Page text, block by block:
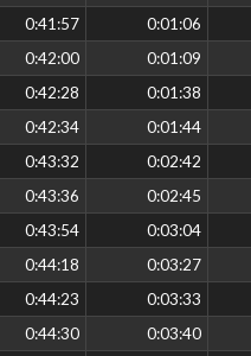
0:41:57 0:01:06
0:42:00 0:01:09
0:42:28 0:01:38
0:42:34 0:01:44
0:43:32 0:02:42
0:43:36 0:02:45
0:43:54 0:03:04
0:44:18 0:03:27
0:44:23 0:03:33
0:44:30 0:03:40